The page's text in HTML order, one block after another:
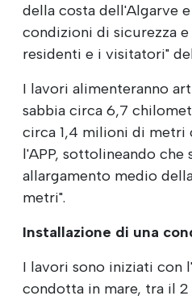
della costa dell'Algarve
condizioni di sicurezza
residenti e i visitatori"
I lavori alimenteranno
sabbia circa 6,7
circa 1,4 milioni di metri
l'APP, sottolineando che
allargamento medio
metri".
Installazione di una
I lavori sono iniziati con
condotta in mare, tra il